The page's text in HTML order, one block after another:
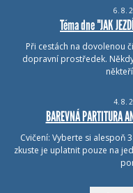
6. 8.
Téma dne "JAK
Při cestách na dovolenou
dopravní prostředek.
4. 8.
BAREVNÁ PARTITURA
Cvičení: Vyberte si alespoň
zkuste je uplatnit pouze na